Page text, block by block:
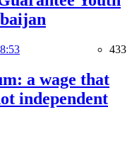
433
a wage that
independent